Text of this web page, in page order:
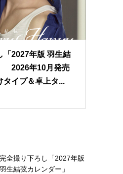
「2027年版 羽生結
2026年10月発売
イプ＆卓上タ...
完全撮り下ろし「2027年版
羽生結弦カレンダー」